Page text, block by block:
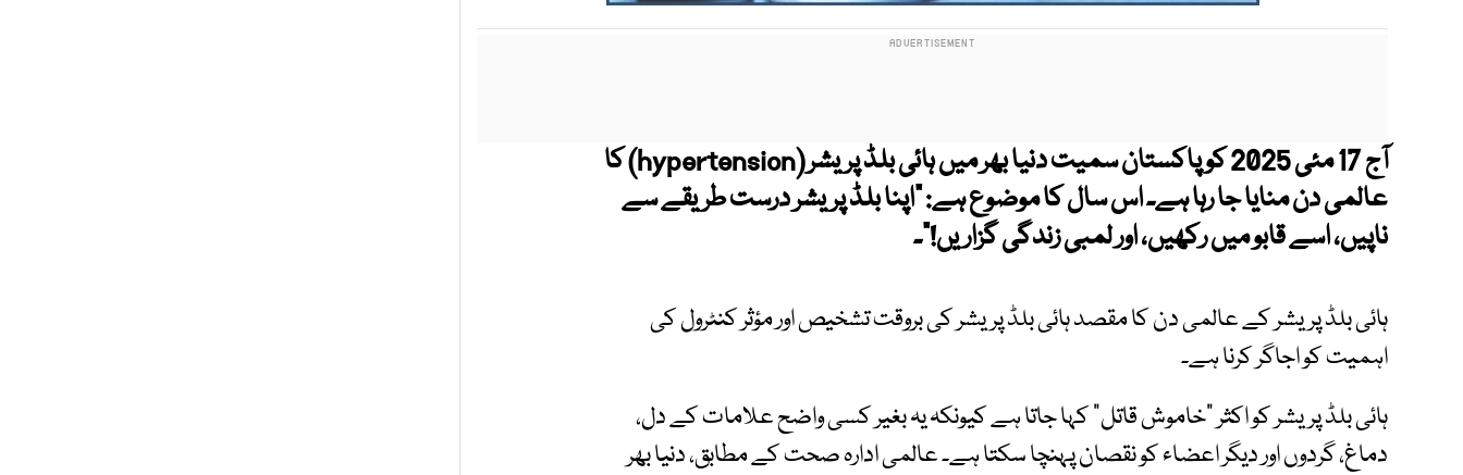
آج 17 مئی 2025 کو پاکستان سمیت دنیا بھر میں ہائی بلڈ پریشر (hypertension) کا
عالمی دن منایا جا رہا ہے۔ اس سال کا موضوع ہے: "اپنا بلڈ پریشر درست طریقے سے
ناپیں، اسے قابو میں رکھیں، اور لمبی زندگی گزاریں!"۔
ہائی بلڈ پریشر کے عالمی دن کا مقصد ہائی بلڈ پریشر کی بروقت تشخیص اور مؤثر کنٹرول کی
اہمیت کو اجاگر کرنا ہے۔
ہائی بلڈ پریشر کو اکثر "خاموش قاتل" کہا جاتا ہے کیونکہ یہ بغیر کسی واضح علامات کے دل،
دماغ، گردوں اور دیگر اعضاء کو نقصان پہنچا سکتا ہے۔ عالمی ادارہ صحت کے مطابق، دنیا بھر